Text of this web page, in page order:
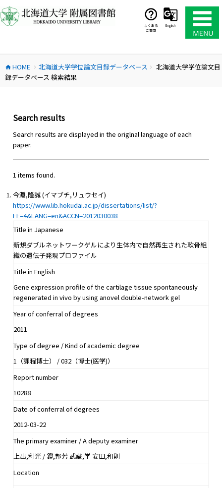
ン
テ
ス
キ
よくある
ご質問
English
home HOME chevron_right 北海道大学学位論文目録データベース chevron_right
北海道大学学位論文目
録データベース 検索結果
Search results
Search results are displayed in the origlnal language of each
paper.
1 items found.
今淵,隆誠 (イマブチ,リュウセイ)
https://www.lib.hokudai.ac.jp/dissertations/list/?
FF=4&LANG=en&ACCN=2012030038
Title in Japanese
新規ダブルネットワークゲルにより生体内で自然再生された軟骨組
織の遺伝子発現プロファイル
Title in English
Gene expression profile of the cartilage tissue spontaneously
regenerated in vivo by using anovel double-network gel
Year of conferral of degrees
2011
Type of degree / Kind of academic degree
1（課程博士） / 032（博士(医学)）
Report number
10288
Date of conferral of degrees
2012-03-22
The primary examiner / A deputy examiner
上出,利光 / 鐙,邦芳 武藏,学 安田,和則
Location